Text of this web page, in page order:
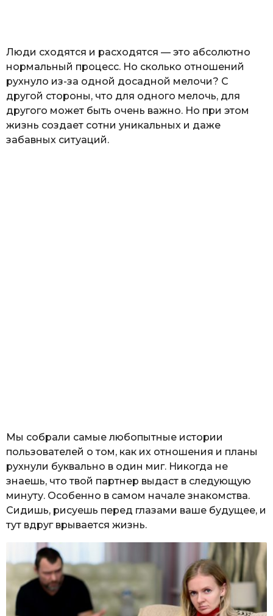
Люди сходятся и расходятся — это абсолютно
нормальный процесс. Но сколько отношений
рухнуло из-за одной досадной мелочи? С
другой стороны, что для одного мелочь, для
другого может быть очень важно. Но при этом
жизнь создает сотни уникальных и даже
забавных ситуаций.
Мы собрали самые любопытные истории
пользователей о том, как их отношения и планы
рухнули буквально в один миг. Никогда не
знаешь, что твой партнер выдаст в следующую
минуту. Особенно в самом начале знакомства.
Сидишь, рисуешь перед глазами ваше будущее, и
тут вдруг врывается жизнь.